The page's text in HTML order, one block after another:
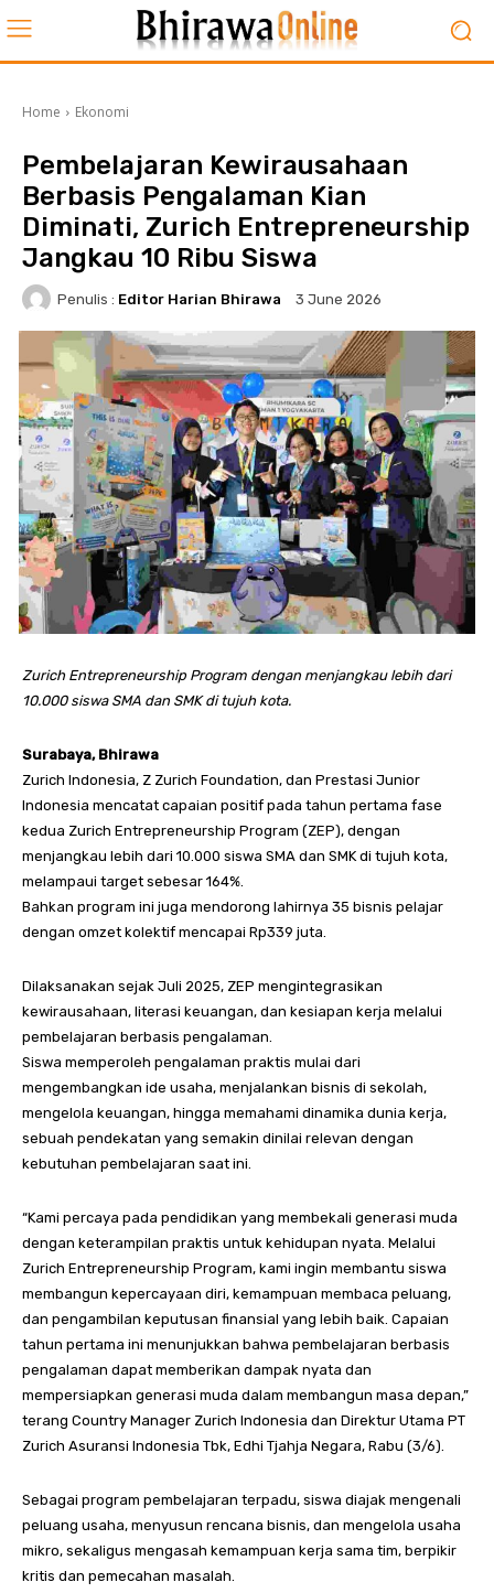
Home Ekonomi
Pembelajaran Kewirausahaan
Berbasis Pengalaman Kian
Diminati, Zurich Entrepreneurship
Jangkau 10 Ribu Siswa
Penulis : Editor Harian Bhirawa 3 June 2026
Zurich Entrepreneurship Program dengan menjangkau lebih dari
10.000 siswa SMA dan SMK di tujuh kota.
Surabaya, Bhirawa
Zurich Indonesia, Z Zurich Foundation, dan Prestasi Junior
Indonesia mencatat capaian positif pada tahun pertama fase
kedua Zurich Entrepreneurship Program (ZEP), dengan
menjangkau lebih dari 10.000 siswa SMA dan SMK di tujuh kota,
melampaui target sebesar 164%.
Bahkan program ini juga mendorong lahirnya 35 bisnis pelajar
dengan omzet kolektif mencapai Rp339 juta.
Dilaksanakan sejak Juli 2025, ZEP mengintegrasikan
kewirausahaan, literasi keuangan, dan kesiapan kerja melalui
pembelajaran berbasis pengalaman.
Siswa memperoleh pengalaman praktis mulai dari
mengembangkan ide usaha, menjalankan bisnis di sekolah,
mengelola keuangan, hingga memahami dinamika dunia kerja,
sebuah pendekatan yang semakin dinilai relevan dengan
kebutuhan pembelajaran saat ini.
“Kami percaya pada pendidikan yang membekali generasi muda
dengan keterampilan praktis untuk kehidupan nyata. Melalui
Zurich Entrepreneurship Program, kami ingin membantu siswa
membangun kepercayaan diri, kemampuan membaca peluang,
dan pengambilan keputusan finansial yang lebih baik. Capaian
tahun pertama ini menunjukkan bahwa pembelajaran berbasis
pengalaman dapat memberikan dampak nyata dan
mempersiapkan generasi muda dalam membangun masa depan,”
terang Country Manager Zurich Indonesia dan Direktur Utama PT
Zurich Asuransi Indonesia Tbk, Edhi Tjahja Negara, Rabu (3/6).
Sebagai program pembelajaran terpadu, siswa diajak mengenali
peluang usaha, menyusun rencana bisnis, dan mengelola usaha
mikro, sekaligus mengasah kemampuan kerja sama tim, berpikir
kritis dan pemecahan masalah.